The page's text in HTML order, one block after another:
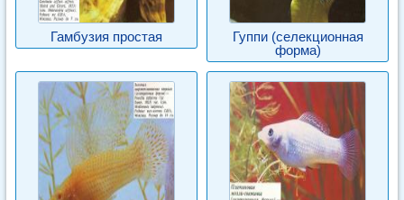
Гамбузия простая
Гуппи (селекционная
форма)